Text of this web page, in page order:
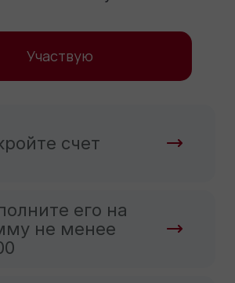
Участвую
счет
его на
не менее